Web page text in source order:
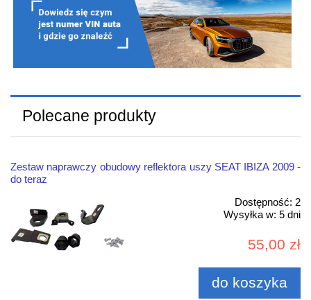
Polecane produkty
Zestaw naprawczy obudowy reflektora uszy SEAT IBIZA 2009 -
do teraz
Dostępność: 2
Wysyłka w: 5 dni
55,00 zł
do koszyka